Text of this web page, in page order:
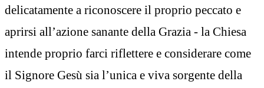
delicatamente a riconoscere il proprio peccato e
aprirsi all’azione sanante della Grazia - la Chiesa
intende proprio farci riflettere e considerare come
il Signore Gesù sia l’unica e viva sorgente della